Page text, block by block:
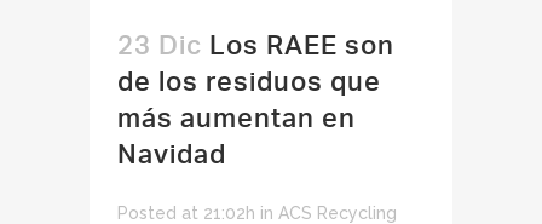
23 Dic Los RAEE son
de los residuos que
más aumentan en
Navidad
Posted at 21:02h in ACS Recycling